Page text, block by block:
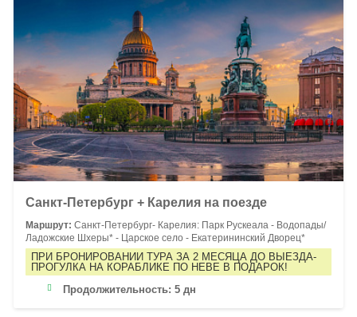
Санкт-Петербург + Карелия на поезде
Маршрут: Санкт-Петербург- Карелия: Парк Рускеала - Водопады/
Ладожские Шхеры* - Царское село - Екатерининский Дворец*
ПРИ БРОНИРОВАНИИ ТУРА ЗА 2 МЕСЯЦА ДО ВЫЕЗДА-
ПРОГУЛКА НА КОРАБЛИКЕ ПО НЕВЕ В ПОДАРОК!
Продолжительность: 5 дн